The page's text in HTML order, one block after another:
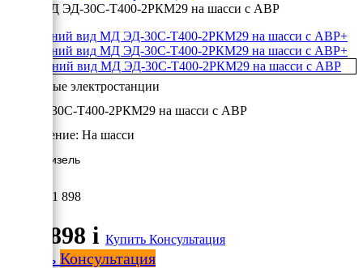
МД ЭД-30С-Т400-2РКМ29 на шасси с АВР
+
+
Дизельные электростанции
МД ЭД-30С-Т400-2РКМ29 на шасси с АВР
Исполнение: На шасси
30 кВт/Дизель
821 898
821 898 i Купить Консультация
Купить Консультация